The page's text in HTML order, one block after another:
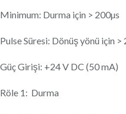
Minimum: Durma için > 200µs
Pulse Süresi: Dönüş yönü için >
Güç Girişi: +24 V DC (50 mA)
Röle 1: Durma